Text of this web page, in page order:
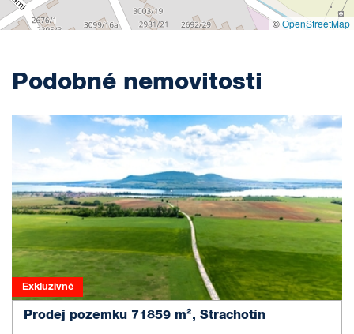
©OpenStreetMap
Podobné nemovitosti
Exkluzivně
Prodej pozemku 71859 m², Strachotín